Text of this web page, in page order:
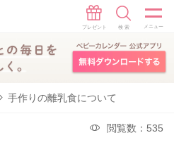
手作りの離乳食について
閲覧数：535